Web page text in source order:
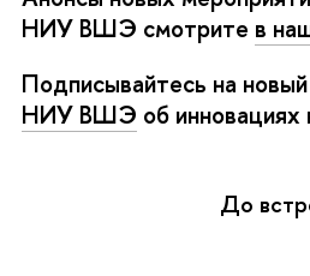
НИУ ВШЭ смотрите
Подписывайтесь на
НИУ ВШЭ об
До